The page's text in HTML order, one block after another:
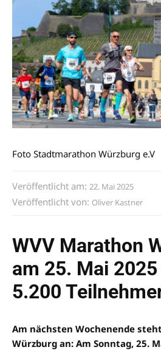
Foto Stadtmarathon Würzburg e.V
Veröffentlicht am: 22. Mai 2025
Veröffentlicht von: Oliver Kastner
WVV Marathon
am 25. Mai
5.200
Am nächsten Wochenende
Würzburg an: Am Sonntag, 25.